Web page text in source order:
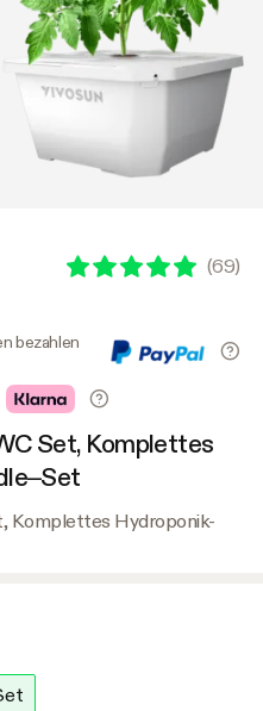
(69)
bezahlen
Set, Komplettes
Komplettes Hydroponik-